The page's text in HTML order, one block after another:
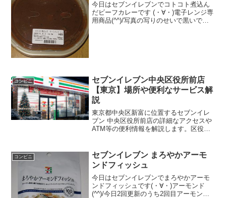
今日はセブンイレブンでコトコト煮込ん
だビーフカレーです (・∀・)電子レンジ専
用商品(^^)/写真の写りのせいで黒いです
コンビニ
セブンイレブン中央区役所前店
【東京】場所や便利なサービス解
説
東京都中央区新富に位置するセブンイレ
ブン 中央区役所前店の詳細なアクセスや
ATM等の便利情報を解説します。区役所
ある松竹衣裳ビル1階の立地や亀島川沿い
の環境も紹介。福岡店との違いも明確に
なります。
コンビニ
セブンイレブン まろやかアーモ
ンドフィッシュ
今日はセブンイレブンでまろやかアーモ
ンドフィッシュです(・∀・)アーモンド
(^^)/今日2回更新のうち2回目アーモンド